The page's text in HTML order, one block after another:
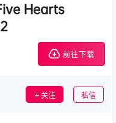
Hearts
前往下载
关注 私信